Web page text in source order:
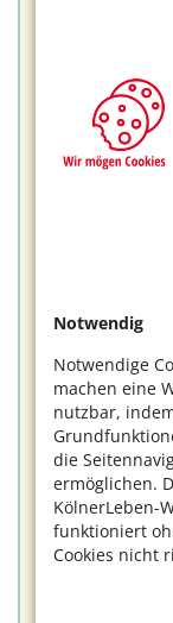
Notwendig
Notwendige
machen eine
nutzbar,
die
ermöglichen.
KölnerLeben-
funktioniert
Cookies nicht
gießen
Jahren
Sack
Platzieren
Sie ihn mit
Stammdicke
Video wird
vorgeführt.)
Eine 14-
ausreichend.
häufiger
ist nicht
Wichtig:Die
bleiben,
problemlos